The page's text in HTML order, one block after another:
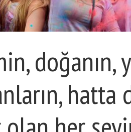
doğanın,
hatta